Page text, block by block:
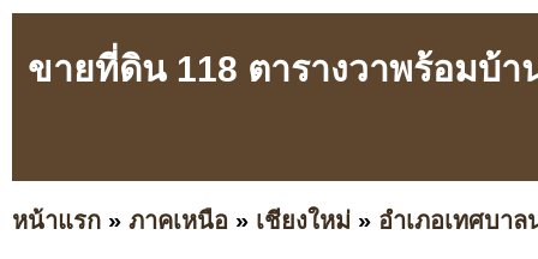
ขายที่ดิน 118 ตารางวาพร้อมบ้
หน้าแรก » ภาคเหนือ » เชียงใหม่ » อำเภอเทศบาล